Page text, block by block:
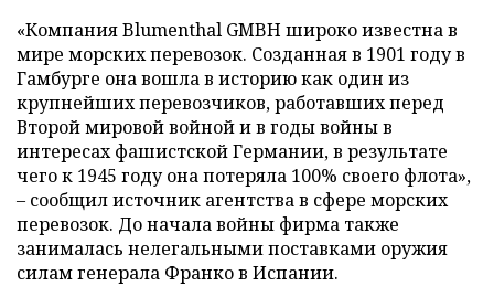
«Компания Blumenthal GMBH широко известна в
мире морских перевозок. Созданная в 1901 году в
Гамбурге она вошла в историю как один из
крупнейших перевозчиков, работавших перед
Второй мировой войной и в годы войны в
интересах фашистской Германии, в результате
чего к 1945 году она потеряла 100% своего флота»,
– сообщил источник агентства в сфере морских
перевозок. До начала войны фирма также
занималась нелегальными поставками оружия
силам генерала Франко в Испании.